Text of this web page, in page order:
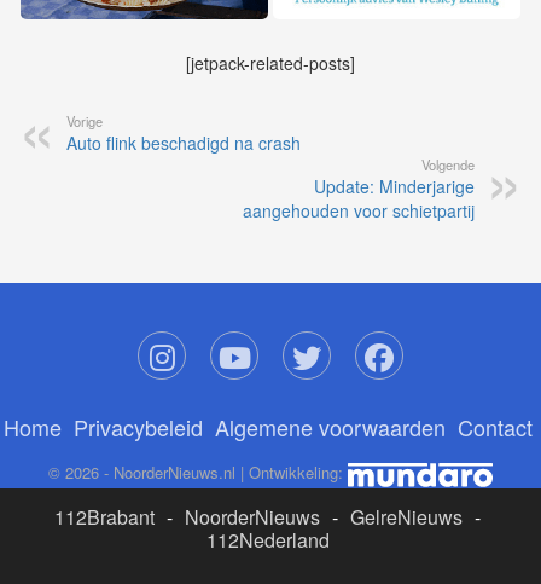
[jetpack-related-posts]
Vorige
Auto flink beschadigd na crash
Volgende
Update: Minderjarige
aangehouden voor schietpartij
Home Privacybeleid Algemene voorwaarden Contact
© 2026 - NoorderNieuws.nl | Ontwikkeling:
112Brabant - NoorderNieuws - GelreNieuws -
112Nederland